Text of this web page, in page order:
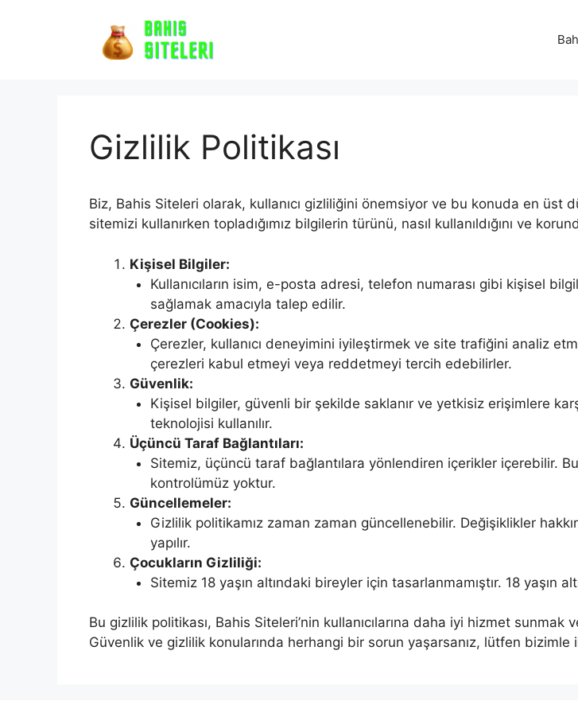
Gizlilik Politikası
Biz, Bahis Siteleri olarak, kullanıcı gizliliğini önemsiyor ve bu konuda en üst
sitemizi kullanırken topladığımız bilgilerin türünü, nasıl kullanıldığını ve
Kişisel Bilgiler:
Kullanıcıların isim, e-posta adresi, telefon numarası gibi kişisel
sağlamak amacıyla talep edilir.
Çerezler (Cookies):
Çerezler, kullanıcı deneyimini iyileştirmek ve site trafiğini analiz
çerezleri kabul etmeyi veya reddetmeyi tercih edebilirler.
Güvenlik:
Kişisel bilgiler, güvenli bir şekilde saklanır ve yetkisiz erişimlere
teknolojisi kullanılır.
Üçüncü Taraf Bağlantıları:
Sitemiz, üçüncü taraf bağlantılara yönlendiren içerikler içerebilir.
kontrolümüz yoktur.
Güncellemeler:
Gizlilik politikamız zaman zaman güncellenebilir. Değişiklikler
yapılır.
Çocukların Gizliliği:
Sitemiz 18 yaşın altındaki bireyler için tasarlanmamıştır. 18 yaşın
Bu gizlilik politikası, Bahis Siteleri’nin kullanıcılarına daha iyi hizmet sunmak
Güvenlik ve gizlilik konularında herhangi bir sorun yaşarsanız, lütfen